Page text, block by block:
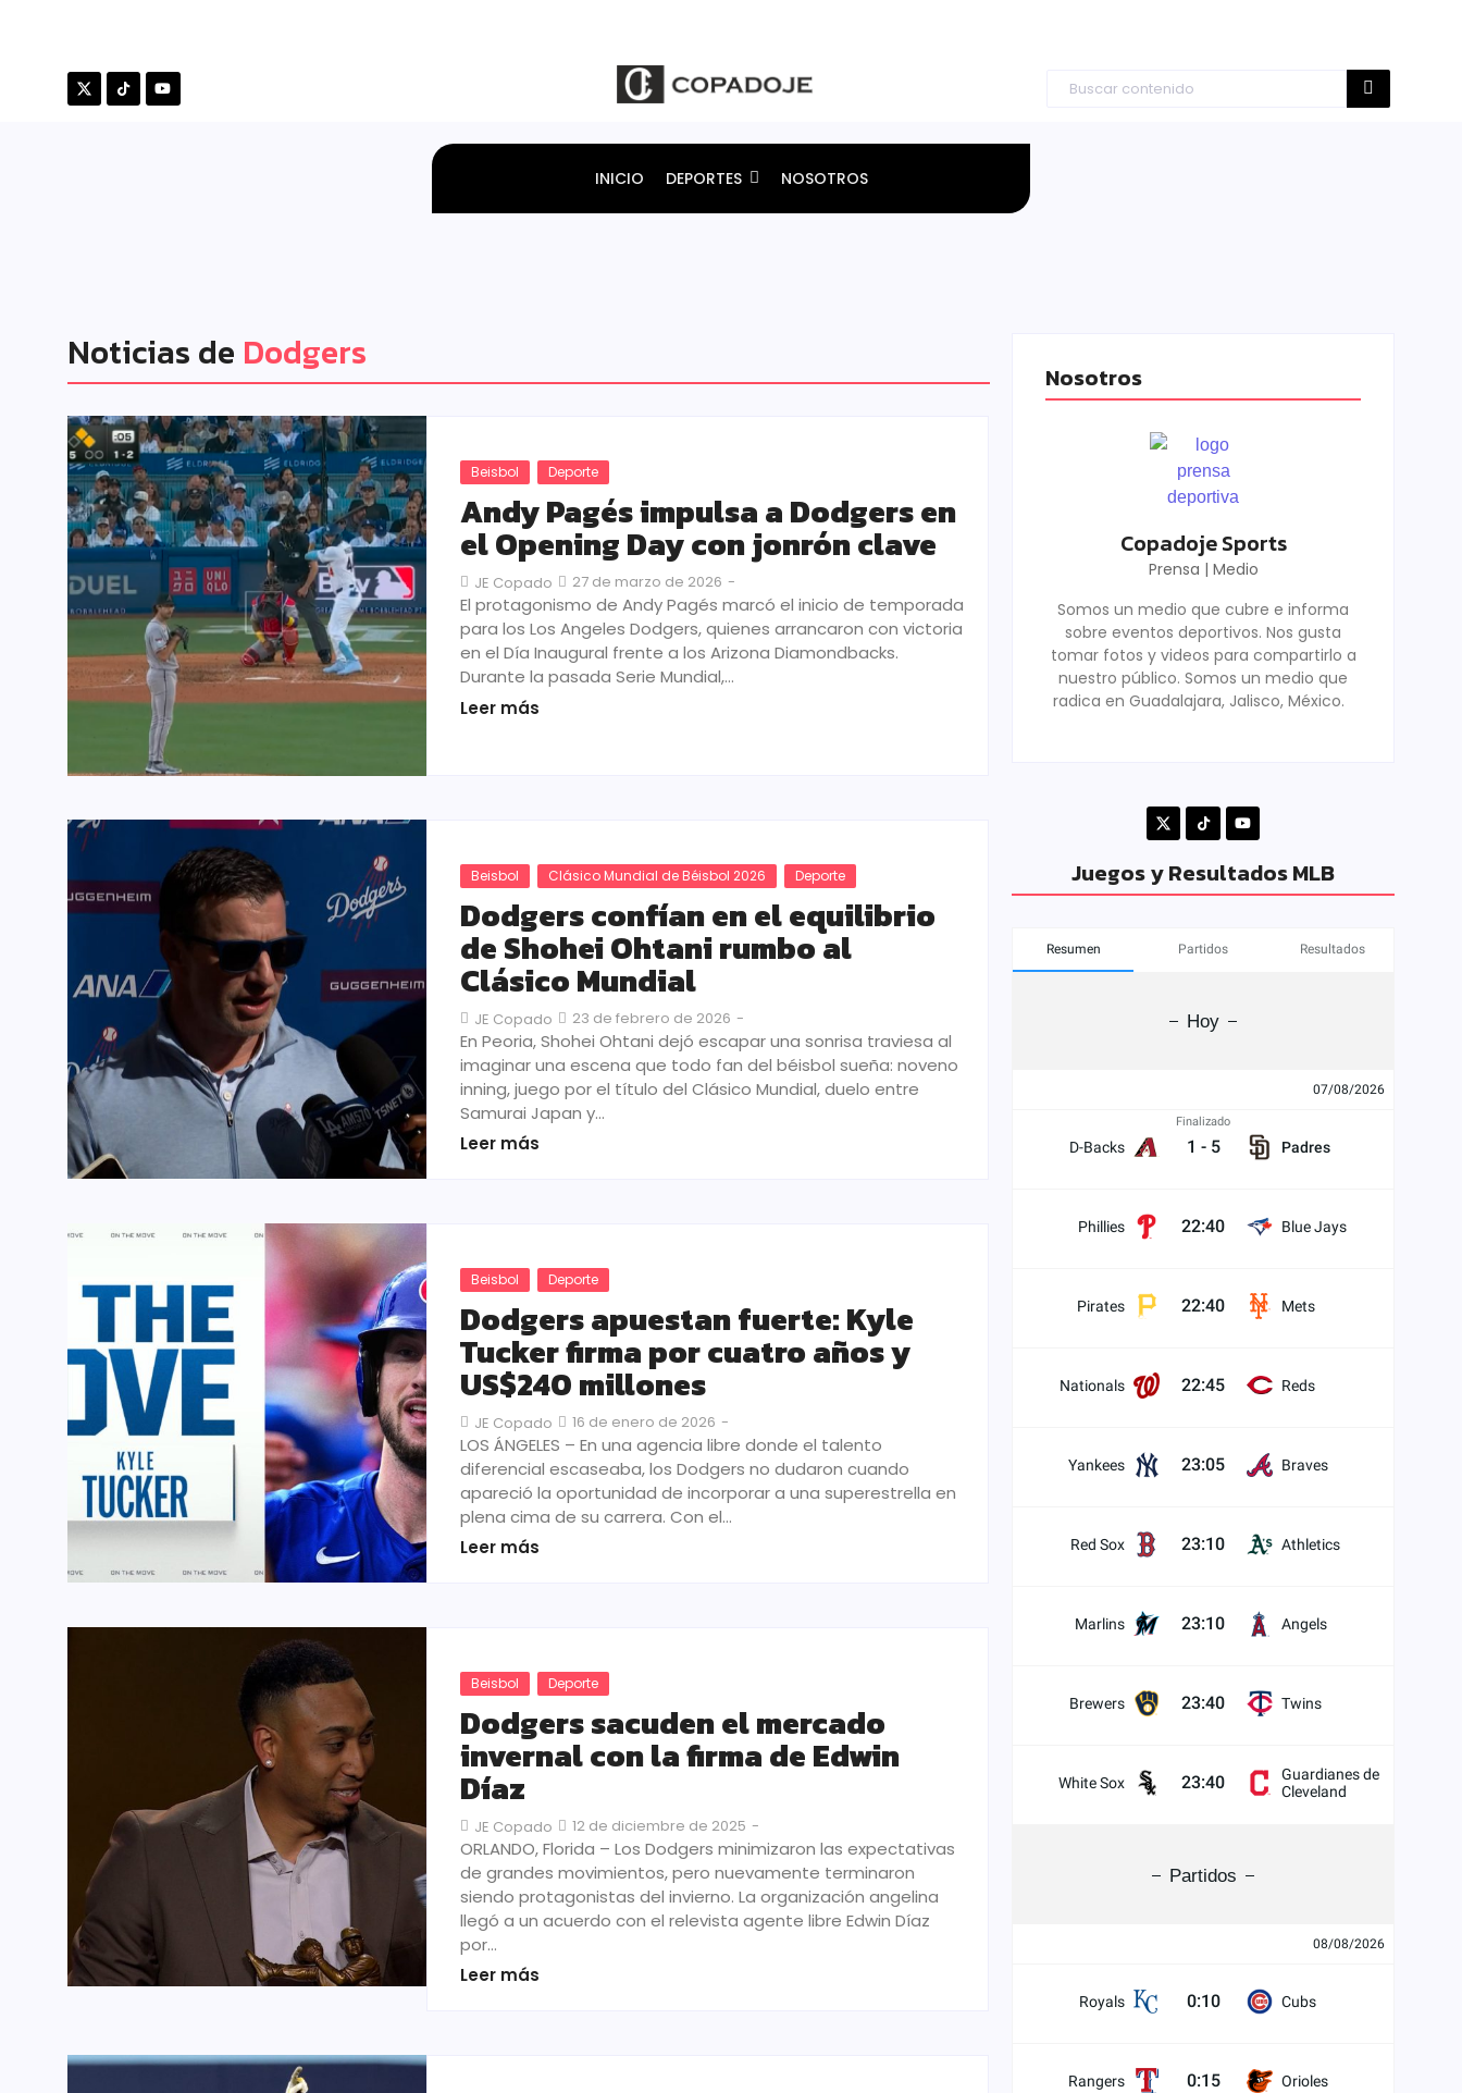
INICIO DEPORTES NOSOTROS
Noticias de Dodgers
Beisbol Deporte
Andy Pagés impulsa a Dodgers en
el Opening Day con jonrón clave
JE Copado 27 de marzo de 2026 -
El protagonismo de Andy Pagés marcó el inicio de temporada
para los Los Angeles Dodgers, quienes arrancaron con victoria
en el Día Inaugural frente a los Arizona Diamondbacks.
Durante la pasada Serie Mundial,…
Leer más
Beisbol Clásico Mundial de Béisbol 2026 Deporte
Dodgers confían en el equilibrio
de Shohei Ohtani rumbo al
Clásico Mundial
JE Copado 23 de febrero de 2026 -
En Peoria, Shohei Ohtani dejó escapar una sonrisa traviesa al
imaginar una escena que todo fan del béisbol sueña: noveno
inning, juego por el título del Clásico Mundial, duelo entre
Samurai Japan y…
Leer más
Beisbol Deporte
Dodgers apuestan fuerte: Kyle
Tucker firma por cuatro años y
US$240 millones
JE Copado 16 de enero de 2026 -
LOS ÁNGELES – En una agencia libre donde el talento
diferencial escaseaba, los Dodgers no dudaron cuando
apareció la oportunidad de incorporar a una superestrella en
plena cima de su carrera. Con el…
Leer más
Beisbol Deporte
Dodgers sacuden el mercado
invernal con la firma de Edwin
Díaz
JE Copado 12 de diciembre de 2025 -
ORLANDO, Florida – Los Dodgers minimizaron las expectativas
de grandes movimientos, pero nuevamente terminaron
siendo protagonistas del invierno. La organización angelina
llegó a un acuerdo con el relevista agente libre Edwin Díaz
por…
Leer más
Nosotros
Copadoje Sports
Prensa | Medio
Somos un medio que cubre e informa
sobre eventos deportivos. Nos gusta
tomar fotos y videos para compartirlo a
nuestro público. Somos un medio que
radica en Guadalajara, Jalisco, México.
Juegos y Resultados MLB
Resumen Partidos Resultados
Hoy
07/08/2026
D-Backs
Finalizado
1 - 5 Padres
Phillies 22:40 Blue Jays
Pirates 22:40 Mets
Nationals 22:45 Reds
Yankees 23:05 Braves
Red Sox 23:10 Athletics
Marlins 23:10 Angels
Brewers 23:40 Twins
White Sox 23:40
Guardianes de
Cleveland
Partidos
08/08/2026
Royals 0:10 Cubs
Rangers 0:15 Orioles